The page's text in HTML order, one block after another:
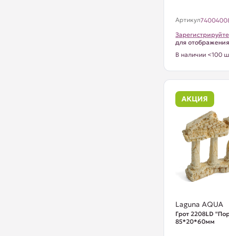
Артикул
для
В наличии <100
АКЦИЯ
Laguna AQUA
Грот 2208LD
85*20*60мм